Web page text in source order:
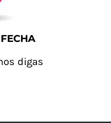
digas